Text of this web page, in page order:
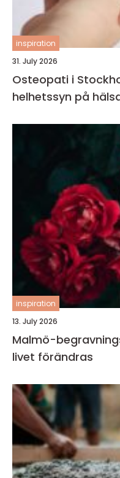
inspiration
31. July 2026
Osteopati i
helhetssyn på
inspiration
13. July 2026
Malmö-
livet förändras